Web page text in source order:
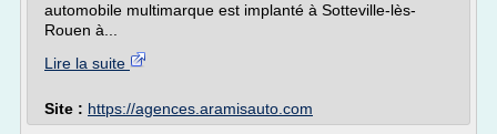
automobile multimarque est implanté à Sotteville-lès-
Rouen à...
Lire la suite
Site : https://agences.aramisauto.com